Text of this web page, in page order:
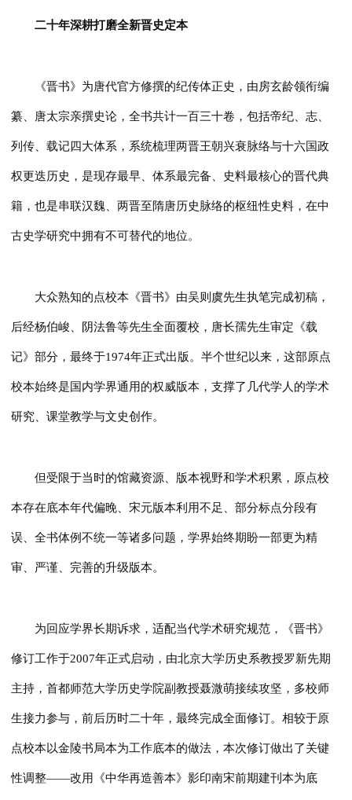
二十年深耕打磨全新晋史定本
《晋书》为唐代官方修撰的纪传体正史，由房玄龄领衔编
纂、唐太宗亲撰史论，全书共计一百三十卷，包括帝纪、志、
列传、载记四大体系，系统梳理两晋王朝兴衰脉络与十六国政
权更迭历史，是现存最早、体系最完备、史料最核心的晋代典
籍，也是串联汉魏、两晋至隋唐历史脉络的枢纽性史料，在中
古史学研究中拥有不可替代的地位。
大众熟知的点校本《晋书》由吴则虞先生执笔完成初稿，
后经杨伯峻、阴法鲁等先生全面覆校，唐长孺先生审定《载
记》部分，最终于1974年正式出版。半个世纪以来，这部原点
校本始终是国内学界通用的权威版本，支撑了几代学人的学术
研究、课堂教学与文史创作。
但受限于当时的馆藏资源、版本视野和学术积累，原点校
本存在底本年代偏晚、宋元版本利用不足、部分标点分段有
误、全书体例不统一等诸多问题，学界始终期盼一部更为精
审、严谨、完善的升级版本。
为回应学界长期诉求，适配当代学术研究规范，《晋书》
修订工作于2007年正式启动，由北京大学历史系教授罗新先期
主持，首都师范大学历史学院副教授聂溦萌接续攻坚，多校师
生接力参与，前后历时二十年，最终完成全面修订。相较于原
点校本以金陵书局本为工作底本的做法，本次修订做出了关键
性调整——改用《中华再造善本》影印南宋前期建刊本为底